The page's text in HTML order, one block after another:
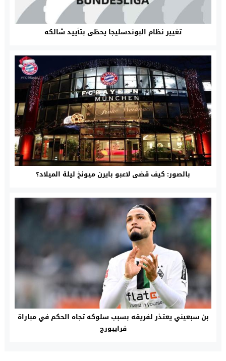
تغيير نظام البوندسليجا يحظى بتأييد شالكه
بالصور: كيف قضى لاعبو بايرن ميونخ ليلة الميلاد؟
بن سبعيني يعتذر لفريقه بسبب سلوكه تجاه الحكم في مباراة
فرايبورج